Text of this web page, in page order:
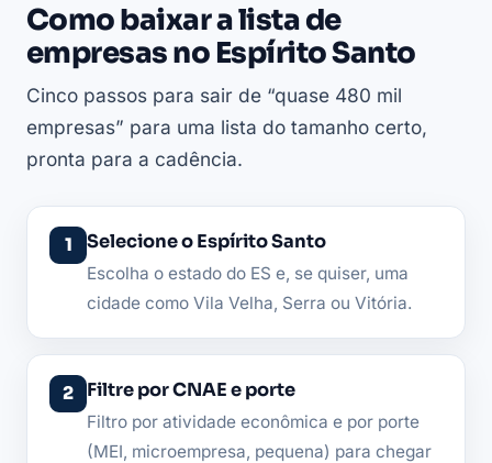
Como baixar a lista de
empresas no Espírito Santo
Cinco passos para sair de “quase 480 mil
empresas” para uma lista do tamanho certo,
pronta para a cadência.
Selecione o Espírito Santo
Escolha o estado do ES e, se quiser, uma
cidade como Vila Velha, Serra ou Vitória.
Filtre por CNAE e porte
Filtro por atividade econômica e por porte
(MEI, microempresa, pequena) para chegar